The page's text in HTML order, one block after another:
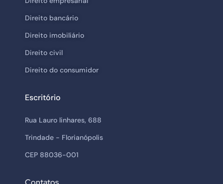
a
Direito bancário
Direito imobiliário
Direito civil
Direito do consumidor
Escritório
Rua Lauro linhares, 688
Trindade - Florianópolis
CEP 88036-001